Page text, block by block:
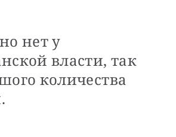
нет у
власти, так
количества